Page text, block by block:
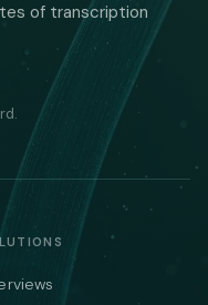
of transcription